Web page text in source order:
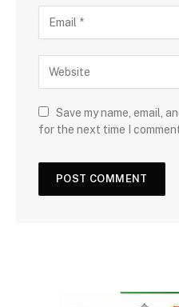
Save my name, email,
for the next time I